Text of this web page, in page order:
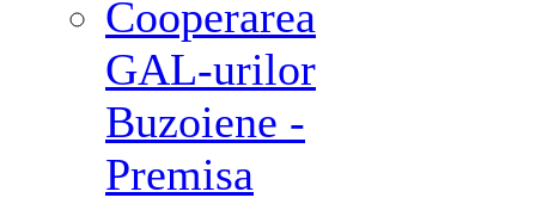
Cooperarea
GAL-urilor
Buzoiene -
Premisa